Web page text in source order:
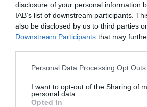
disclosure of your personal information
IAB’s list of downstream participants.
also be disclosed by us to third parties
Downstream Participants that may
Please note that this website/app uses
not limited to your visit or usage
grant or deny consent to Google and its
Personal Data Processing Opt Outs
I want to opt-out of the Sharing of
personal data.
Opted In
álló Sirályos lány szobrára nyílik
Spa fűtött medencéje a pálmafák
pihenést akár a hidegebb
önmagában a legjobb
A szálloda közvetlenül a 12